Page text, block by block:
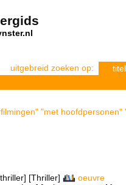
uitgebreid zoeken op: titel
"met
[Thriller]
oeuvre